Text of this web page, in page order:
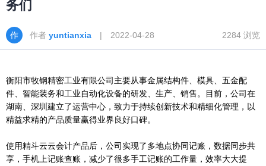
务们
作者 yuntianxia | 2022-04-28 2284 浏览
衡阳市牧钢精密工业有限公司主要从事金属结构件、模具、五金配
件、智能装务和工业自动化设备的研发、生产、销售。目前，公司在
湖南、深圳建立了运营中心，致力于持续创新技术和精细化管理，以
精益求精的产品质量赢得业界良好口碑。
使用精斗云云会计产品后，公司实现了多地点协同记账，数据同步共
享，手机上记账查账，减少了很多手工记账的工作量，效率大大提